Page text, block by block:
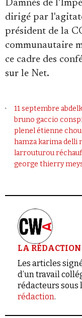
Damnés de
dirigé par
président de la
communautaire
ce cadre des
sur le Net.
11 septembre
bruno gaccio
plenel étienne
hamza karima delli
larrouturou
george thierry
LA RÉDACTION
Les articles
d’un travail
rédacteurs sous
rédaction.